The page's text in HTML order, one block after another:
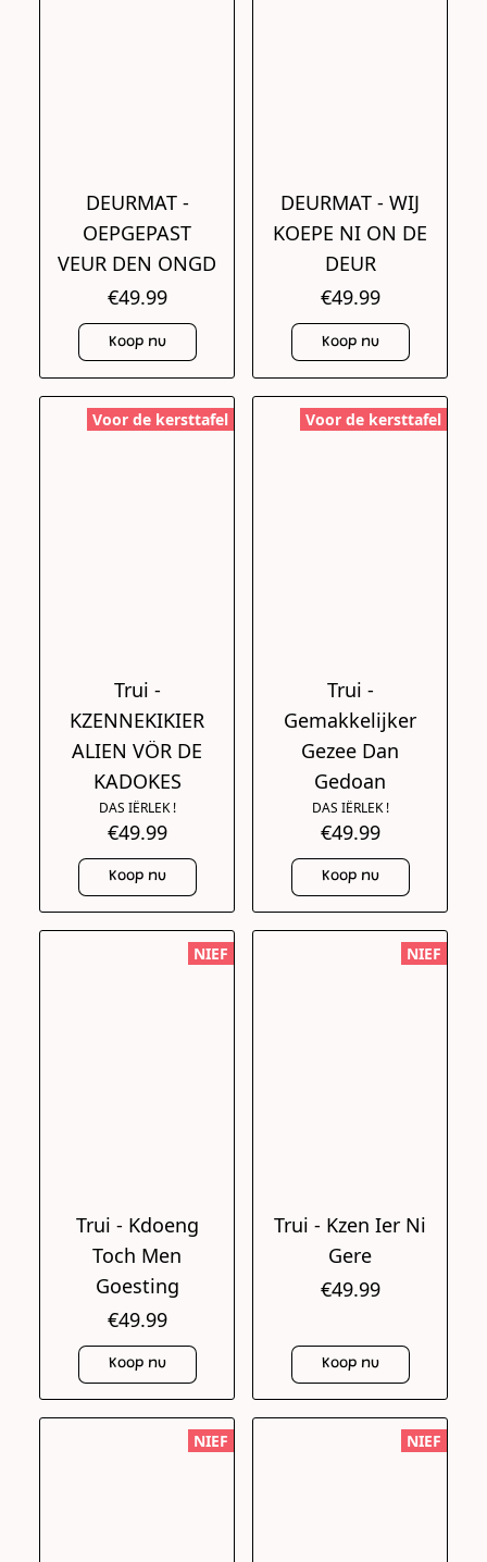
DEURMAT -
OEPGEPAST
VEUR DEN ONGD
€49.99
Koop nu
DEURMAT - WIJ
KOEPE NI ON DE
DEUR
€49.99
Koop nu
Voor de kersttafel
Trui -
KZENNEKIKIER
ALIEN VÖR DE
KADOKES
DAS IËRLEK !
€49.99
Koop nu
Voor de kersttafel
Trui -
Gemakkelijker
Gezee Dan
Gedoan
DAS IËRLEK !
€49.99
Koop nu
NIEF
Trui - Kdoeng
Toch Men
Goesting
€49.99
Koop nu
NIEF
Trui - Kzen Ier Ni
Gere
€49.99
Koop nu
NIEF NIEF